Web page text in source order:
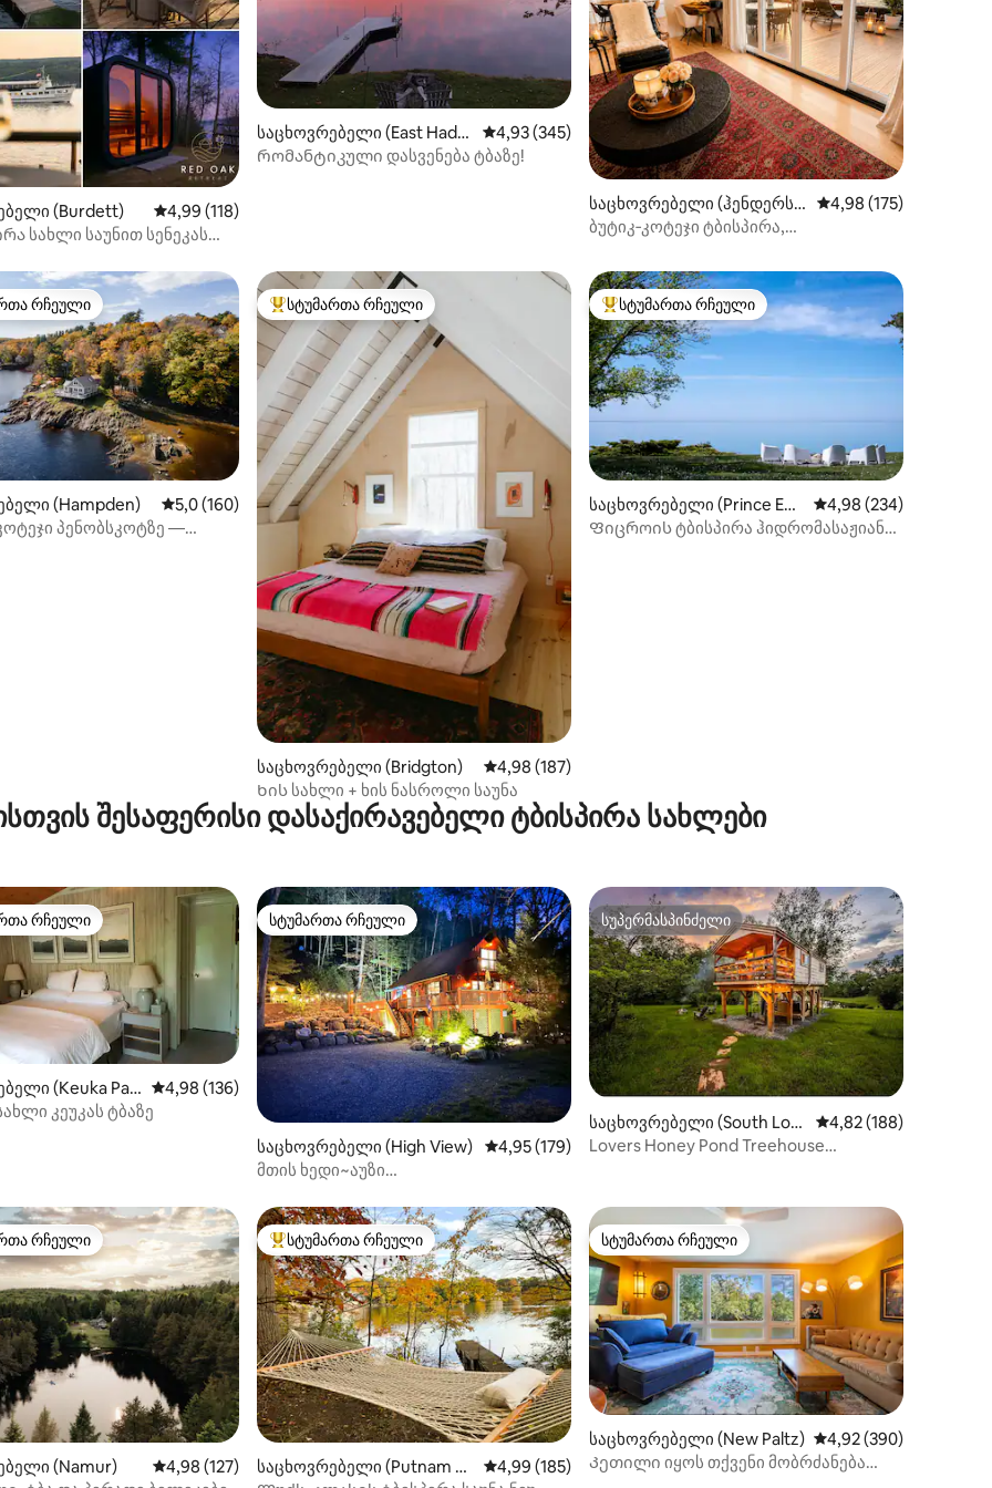
4,97, 110 მიმოხილვა
(Burdett) საშუალო შეფასებაა 5‑დან 4,99, 118 მიმოხილვა
4,99 (118)
სახლი საუნით სენეკას
საცხოვრებელი (East Hadd
am)
საშუალო შეფასებაა 5‑დან 4,93, 345 მიმოხილვა
4,93 (345)
Რომანტიკული დასვენება ტბაზე!
საცხოვრებელი (ჰენდერსო
ნი)
საშუალო შეფასებაა
4,98 (175)
ბუტიკ‑კოტეჯი ტბისპირა,
4,98, 105 მიმოხილვა
რჩეული მოწინავე ვარიანტი
რჩეული
(Hampden) საშუალო შეფასებაა 5‑დან 5,0, 160 მიმოხილვა
5,0 (160)
პენობსკოტზე —
სტუმართა რჩეული მოწინავე ვარიანტი
სტუმართა რჩეული
საცხოვრებელი (Bridgton) საშუალო შეფასებაა 5‑დან 4,98, 187 მიმოხილვა
4,98 (187)
Ხის სახლი + ხის ნასროლი საუნა
სტუმართა რჩეული მოწინავე ვარიანტი
სტუმართა რჩეული
საცხოვრებელი (Prince Ed
ward)
საშუალო შეფასებაა
4,98 (234)
Ფიცროის ტბისპირა ჰიდრომასაჟიანი
შესაფერისი დასაქირავებელი ტბისპირა სახლები
4,99, 151 მიმოხილვა
რჩეული მოწინავე ვარიანტი
რჩეული
(Keuka Par
საშუალო შეფასებაა 5‑დან 4,98, 136 მიმოხილვა
4,98 (136)
კეუკას ტბაზე
სტუმართა რჩეული
სტუმართა რჩეული
საცხოვრებელი (High View) საშუალო შეფასებაა 5‑დან 4,95, 179 მიმოხილვა
4,95 (179)
მთის ხედი~აუზი
ბილიკები~თევზი~საცურაო ადგილი
სუპერმასპინძელი
სუპერმასპინძელი
საცხოვრებელი (South Lon
donderry)
საშუალო შეფასებაა
4,82 (188)
Lovers Honey Pond Treehouse
რჩეული მოწინავე ვარიანტი
რჩეული
(Namur) საშუალო შეფასებაა 5‑დან 4,98, 127 მიმოხილვა
4,98 (127)
სტუმართა რჩეული მოწინავე ვარიანტი
სტუმართა რჩეული
საცხოვრებელი (Putnam Va
საშუალო შეფასებაა 5‑დან 4,99, 185 მიმოხილვა
4,99 (185)
სტუმართა რჩეული
სტუმართა რჩეული
საცხოვრებელი (New Paltz) საშუალო შეფასებაა
4,92 (390)
Კეთილი იყოს თქვენი მობრძანება